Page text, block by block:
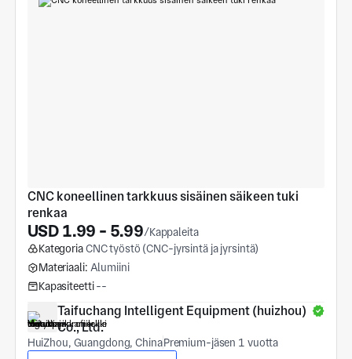
CNC koneellinen tarkkuus sisäinen säikeen tuki
renkaa
USD 1.99 - 5.99/Kappaleita
KategoriaCNC työstö (CNC-jyrsintä ja jyrsintä)
Materiaali: Alumiini
Kapasiteetti --
Taifuchang Intelligent Equipment (huizhou)
Co., Ltd.
HuiZhou, Guangdong, ChinaPremium-jäsen 1 vuotta